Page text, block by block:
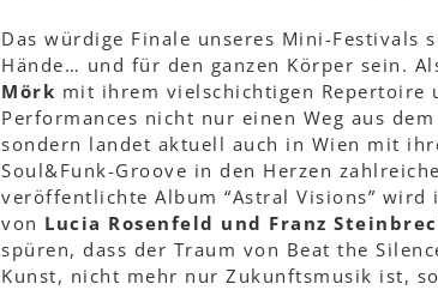
Das würdige Finale unseres Mini-Festivals
Hände… und für den ganzen Körper sein.
Mörk mit ihrem vielschichtigen Repertoire
Performances nicht nur einen Weg aus
sondern landet aktuell auch in Wien mit
Soul&Funk-Groove in den Herzen
veröffentlichte Album “Astral Visions”
von Lucia Rosenfeld und Franz
spüren, dass der Traum von Beat the
Kunst, nicht mehr nur Zukunftsmusik ist,